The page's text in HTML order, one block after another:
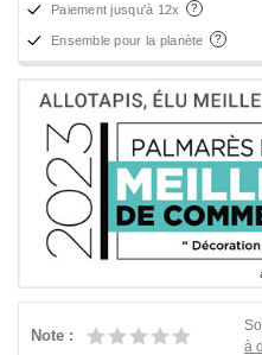
Paiement jusqu'à 12x
Ensemble pour la planète
Note :
à